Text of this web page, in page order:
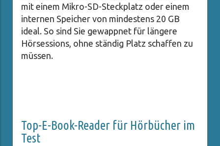
mit einem Mikro-SD-Steckplatz oder einem
internen Speicher von mindestens 20 GB
ideal. So sind Sie gewappnet für längere
Hörsessions, ohne ständig Platz schaffen zu
müssen.
Top-E-Book-Reader für Hörbücher im
Test